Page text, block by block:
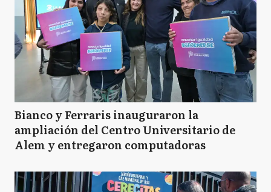
Bianco y Ferraris inauguraron la
ampliación del Centro Universitario de
Alem y entregaron computadoras